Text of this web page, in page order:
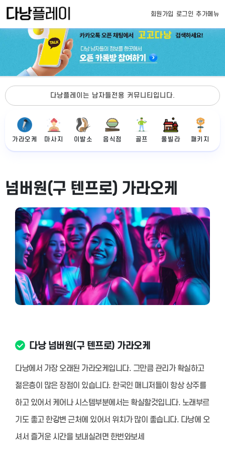
회원가입 로그인 추가메뉴
다낭플레이는 남자들전용 커뮤니티입니다.
가라오케 마사지 이발소 음식점 골프 풀빌라 패키지
넘버원(구 텐프로) 가라오케
다낭 넘버원(구 텐프로) 가라오케
다낭에서 가장 오래된 가라오케입니다. 그만큼 관리가 확실하고
젊은층이 많은 장점이 있습니다. 한국인 매니저들이 항상 상주를
하고 있어서 케어나 시스템부분에서는 확실할것입니다. 노래부르
기도 좋고 한강변 근처에 있어서 위치가 많이 좋습니다. 다낭에 오
셔서 즐거운 시간을 보내실려면 한번와보세